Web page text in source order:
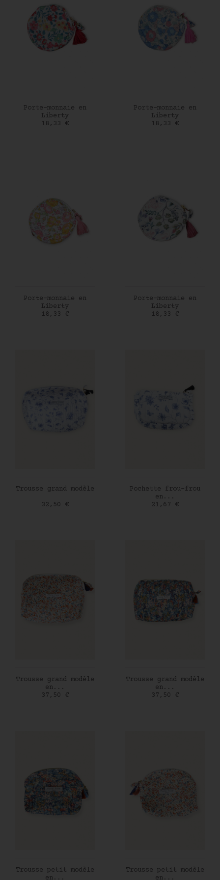
AJOUTER AU PANIER
Porte-monnaie en
Liberty
Prix
18,33 €
AJOUTER AU PANIER
Porte-monnaie en
Liberty
Prix
18,33 €
AJOUTER AU PANIER
Porte-monnaie en
Liberty
Prix
18,33 €
AJOUTER AU PANIER
Porte-monnaie en
Liberty
Prix
18,33 €
AJOUTER AU PANIER
Trousse grand modèle
Prix
32,50 €
AJOUTER AU PANIER
Pochette frou-frou
en...
Prix
21,67 €
AJOUTER AU PANIER
Trousse grand modèle
en...
Prix
37,50 €
AJOUTER AU PANIER
Trousse grand modèle
en...
Prix
37,50 €
AJOUTER AU PANIER
Trousse petit modèle
en...
AJOUTER AU PANIER
Trousse petit modèle
en...